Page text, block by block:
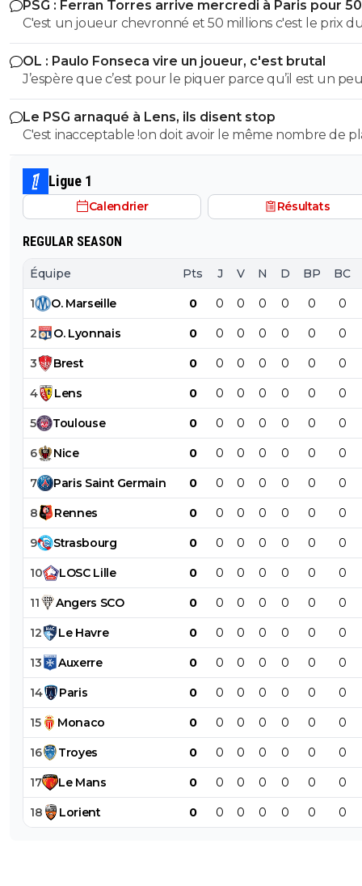
pauvre abruti de consanguin
PSG : Ferran Torres arrive mercredi à Paris pour
C'est un joueur chevronné et 50 millions c'est le prix
marché et Gots n'a rien prouvé
OL : Paulo Fonseca vire un joueur, c'est brutal
J’espère que c’est pour le piquer parce qu’il est un
nonchalant
Le PSG arnaqué à Lens, ils disent stop
C'est inacceptable !on doit avoir le même nombre de
que Lens. c'est de pire en pire la gestion des
FranceLigue 1
Calendrier Résultats
REGULAR SEASON
Équipe Pts J V N D BP BC
1 O. Marseille 0 0 0 0 0 0 0
2 O. Lyonnais 0 0 0 0 0 0 0
3 Brest 0 0 0 0 0 0 0
4 Lens 0 0 0 0 0 0 0
5 Toulouse 0 0 0 0 0 0 0
6 Nice 0 0 0 0 0 0 0
7 Paris Saint Germain 0 0 0 0 0 0 0
8 Rennes 0 0 0 0 0 0 0
9 Strasbourg 0 0 0 0 0 0 0
10 LOSC Lille 0 0 0 0 0 0 0
11 Angers SCO 0 0 0 0 0 0 0
12 Le Havre 0 0 0 0 0 0 0
13 Auxerre 0 0 0 0 0 0 0
14 Paris 0 0 0 0 0 0 0
15 Monaco 0 0 0 0 0 0 0
16 Troyes 0 0 0 0 0 0 0
17 Le Mans 0 0 0 0 0 0 0
18 Lorient 0 0 0 0 0 0 0